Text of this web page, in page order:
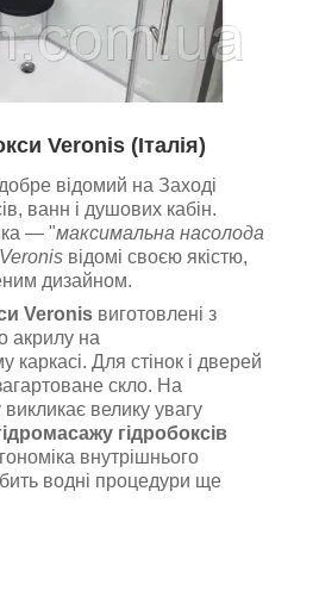
Veronis (Італія)
відомий на Заході
ванн і душових кабін.
— "максимальна насолода
Veronis відомі своєю якістю,
дизайном.
Veronis виготовлені з
акрилу на
каркасі. Для стінок і дверей
скло. На
велику увагу
гідробоксів
внутрішнього
водні процедури ще